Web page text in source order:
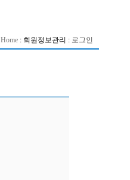
Home : 회원정보관리 : 로그인